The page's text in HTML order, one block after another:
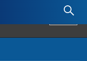
: Retour à l'accueil